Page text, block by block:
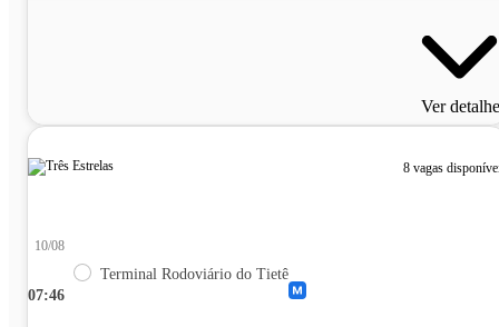
Ver
8 vagas
07:46
10/08
Terminal Rodoviário do Tietê